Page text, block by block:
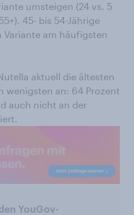
umsteigen (24 vs. 5
45- bis 54-Jährige
am häufigsten
aktuell die ältesten
wenigsten an: 64 Prozent
auch nicht an der
YouGov-